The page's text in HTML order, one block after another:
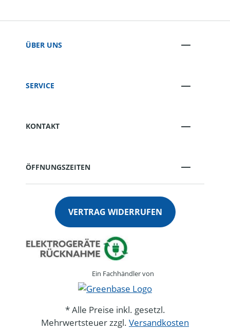
ÜBER UNS
SERVICE
KONTAKT
ÖFFNUNGSZEITEN
VERTRAG WIDERRUFEN
Ein Fachhändler von
* Alle Preise inkl. gesetzl.
Mehrwertsteuer zzgl. Versandkosten